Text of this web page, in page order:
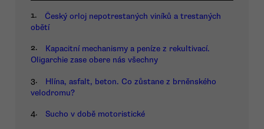
1.
Český orloj nepotrestaných viníků a trestaných
obětí
2.
Kapacitní mechanismy a peníze z rekultivací.
Oligarchie zase obere nás všechny
3.
Hlína, asfalt, beton. Co zůstane z brněnského
velodromu?
4. Sucho v době motoristické